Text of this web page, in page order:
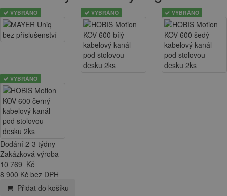
VYBRÁNO VYBRÁNO VYBRÁNO
VYBRÁNO
Dodání 2-3 týdny
Zakázková výroba
10 769 Kč
8 900 Kč bez DPH
Přidat do košíku